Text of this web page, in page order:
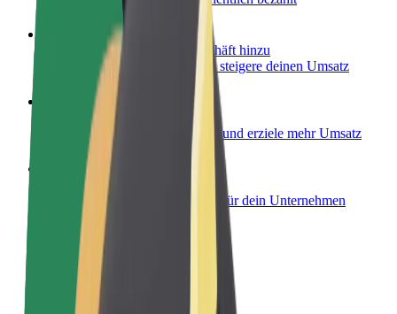
Füge ein Restaurant oder Geschäft hinzu
Erreiche mehr Kund:innen und steigere deinen Umsatz
Als Flottenbesitzer:in anmelden
Füge deine Flotte zu Bolt hinzu und erziele mehr Umsatz
Bolt for Business
Bolt Produkte und Bolt Dienste für dein Unternehmen
optimiert